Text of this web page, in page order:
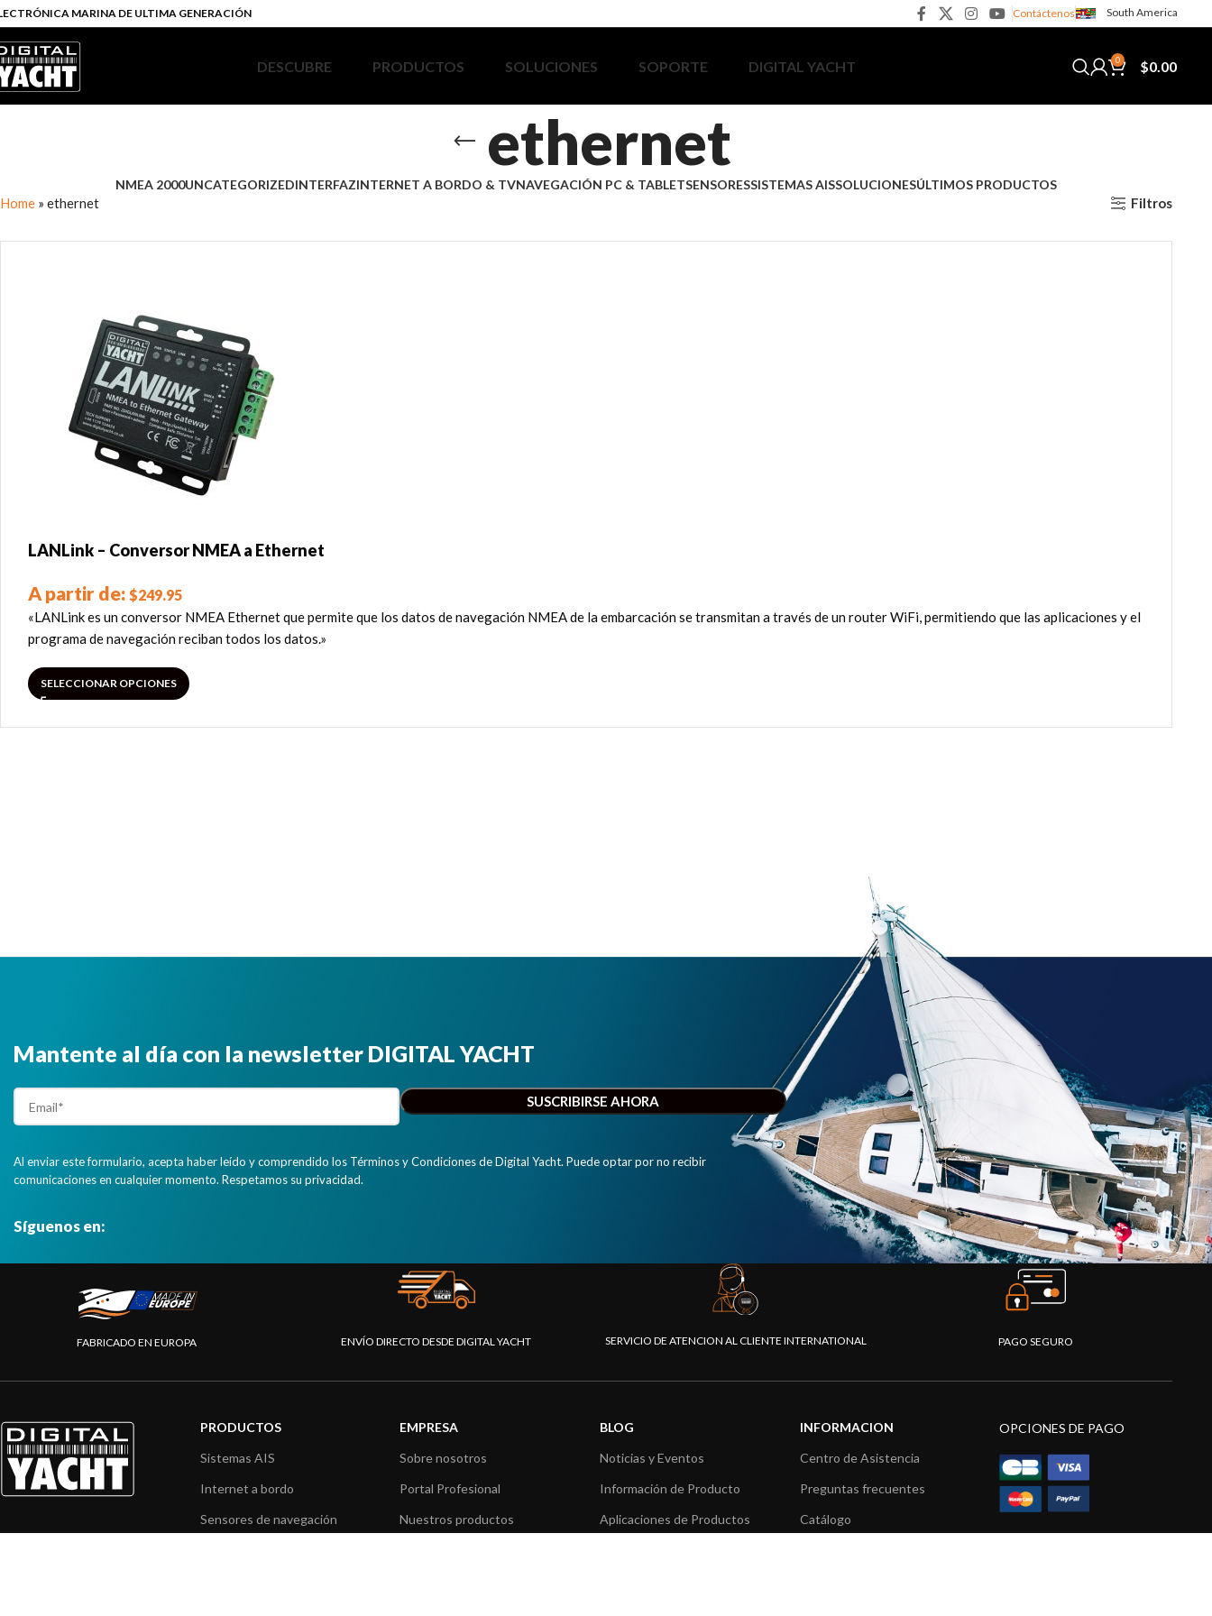
MARINA DE ULTIMA GENERACIÓN Contáctenos South America
DESCUBRE PRODUCTOS SOLUCIONES SOPORTE DIGITAL YACHT 0 $0.00
ethernet
NMEA 2000UNCATEGORIZEDINTERFAZINTERNET A BORDO & TVNAVEGACIÓN PC & TABLETSENSORESSISTEMAS AISSOLUCIONESÚLTIMOS PRODUCTOS
Home » ethernet Filtros
LANLink – Conversor NMEA a Ethernet
A partir de: $249.95
«LANLink es un conversor NMEA Ethernet que permite que los datos de navegación NMEA de la embarcación se transmitan a través de un router WiFi, permitiendo que las aplicaciones y el
programa de navegación reciban todos los datos.»
SELECCIONAR OPCIONES
Mantente al día con la newsletter DIGITAL YACHT
Al enviar este formulario, acepta haber leído y comprendido los Términos y Condiciones de Digital Yacht. Puede optar por no recibir
comunicaciones en cualquier momento. Respetamos su privacidad.
Síguenos en:
FABRICADO EN EUROPA ENVÍO DIRECTO DESDE DIGITAL YACHT SERVICIO DE ATENCION AL CLIENTE INTERNATIONAL PAGO SEGURO
PRODUCTOS
Sistemas AIS
Internet a bordo
Sensores de navegación
EMPRESA
Sobre nosotros
Portal Profesional
Nuestros productos
BLOG
Noticias y Eventos
Información de Producto
Aplicaciones de Productos
INFORMACION
Centro de Asistencia
Preguntas frecuentes
Catálogo
OPCIONES DE PAGO